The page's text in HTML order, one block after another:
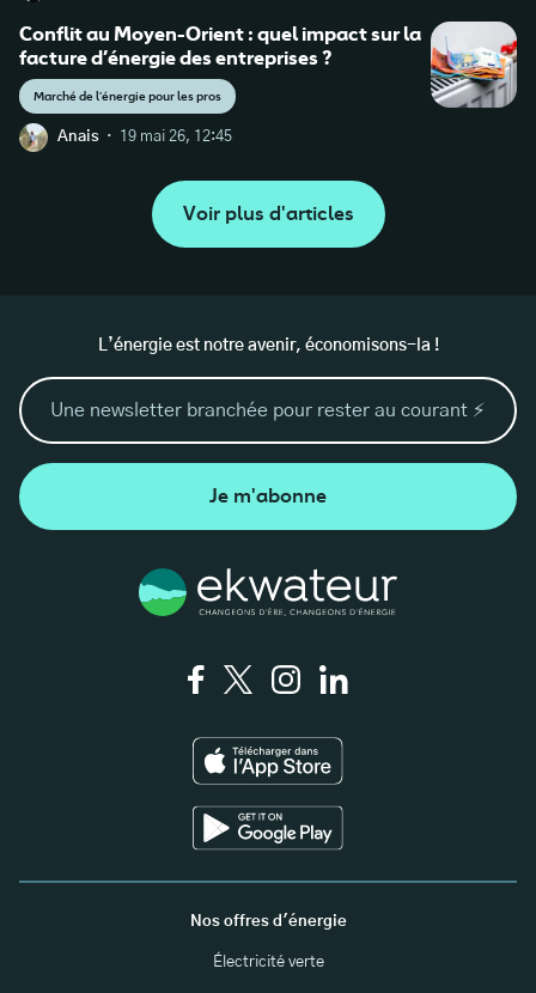
https://www.edf-oa.fr/collectivite-et-
entreprise/ressources-reglementaires/arret-ou-
limitation-des-sites-sous-oa
https://www.legifrance.gouv.fr/jorf/id/JORFTEXT00
0053158242
et_etudes/2024/241126_Note_Prix_negatifs.pdf
Conflit au Moyen-Orient : quel impact sur la
facture d’énergie des entreprises ?
Marché de l'énergie pour les pros
Anais · 19 mai 26, 12:45
Voir plus d'articles
L’énergie est notre avenir, économisons-la !
Je m'abonne
Nos offres d'énergie
Électricité verte